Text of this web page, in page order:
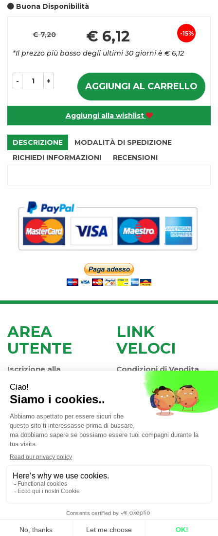
Buona Disponibilità
Sconto
15%
€ 7,20 € 6,12
*Il prezzo più basso degli ultimi 30 giorni è € 6,12
- + AGGIUNGI AL CARRELLO
Aggiungi alla wishlist
DESCRIZIONE
MODALITÀ DI SPEDIZIONE
RICHIEDI INFORMAZIONI
RECENSIONI
AREA
UTENTE
Iscrizione alla
Newsletter
Contatti
Informativa Privacy
LINK
VELOCI
Condizioni di Vendita
Modalità di Pagamento
Modalità di Spedizione
e Ritiro
Valli di Chioggia (VE)
info@farmaciaiaccheri.it
04025840275 | Numero R.E.A.: VE-358876
Web DesignFulcri srl